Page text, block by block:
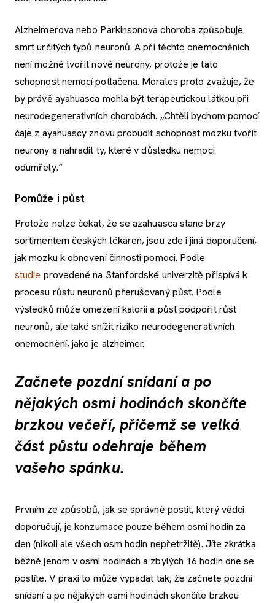
Alzheimerova nebo Parkinsonova choroba způsobuje
smrt určitých typů neuronů. A při těchto onemocněních
není možné tvořit nové neurony, protože je tato
schopnost nemocí potlačena. Morales proto zvažuje, že
by právě ayahuasca mohla být terapeutickou látkou při
neurodegenerativních chorobách. „Chtěli bychom pomocí
čaje z ayahuascy znovu probudit schopnost mozku tvořit
neurony a nahradit ty, které v důsledku nemoci
odumřely.“
Pomůže i půst
Protože nelze čekat, že se azahuasca stane brzy
sortimentem českých lékáren, jsou zde i jiná doporučení,
jak mozku k obnovení činnosti pomoci. Podle
studie provedené na Stanfordské univerzitě přispívá k
procesu růstu neuronů přerušovaný půst. Podle
výsledků může omezení kalorií a půst podpořit růst
neuronů, ale také snížit riziko neurodegenerativních
onemocnění, jako je alzheimer.
Začnete pozdní snídaní a po
nějakých osmi hodinách skončíte
brzkou večeří, přičemž se velká
část půstu odehraje během
vašeho spánku.
Prvním ze způsobů, jak se správně postit, který vědci
doporučují, je konzumace pouze během osmi hodin za
den (nikoli ale všech osm hodin nepřetržitě). Jíte zkrátka
běžně jenom v osmi hodinách a zbylých 16 hodin dne se
postíte. V praxi to může vypadat tak, že začnete pozdní
snídaní a po nějakých osmi hodinách skončíte brzkou